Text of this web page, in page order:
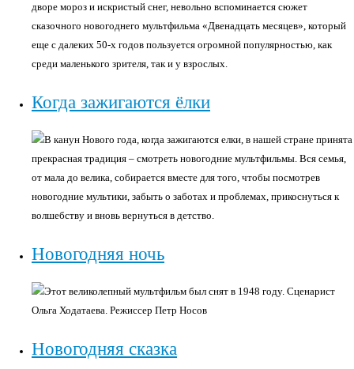
дворе мороз и искристый снег, невольно вспоминается сюжет
сказочного новогоднего мультфильма «Двенадцать месяцев», который
еще с далеких 50-х годов пользуется огромной популярностью, как
среди маленького зрителя, так и у взрослых.
Когда зажигаются ёлки
В канун Нового года, когда зажигаются елки, в нашей стране принята
прекрасная традиция – смотреть новогодние мультфильмы. Вся семья,
от мала до велика, собирается вместе для того, чтобы посмотрев
новогодние мультики, забыть о заботах и проблемах, прикоснуться к
волшебству и вновь вернуться в детство.
Новогодняя ночь
Этот великолепный мультфильм был снят в 1948 году. Сценарист
Ольга Ходатаева. Режиссер Петр Носов
Новогодняя сказка